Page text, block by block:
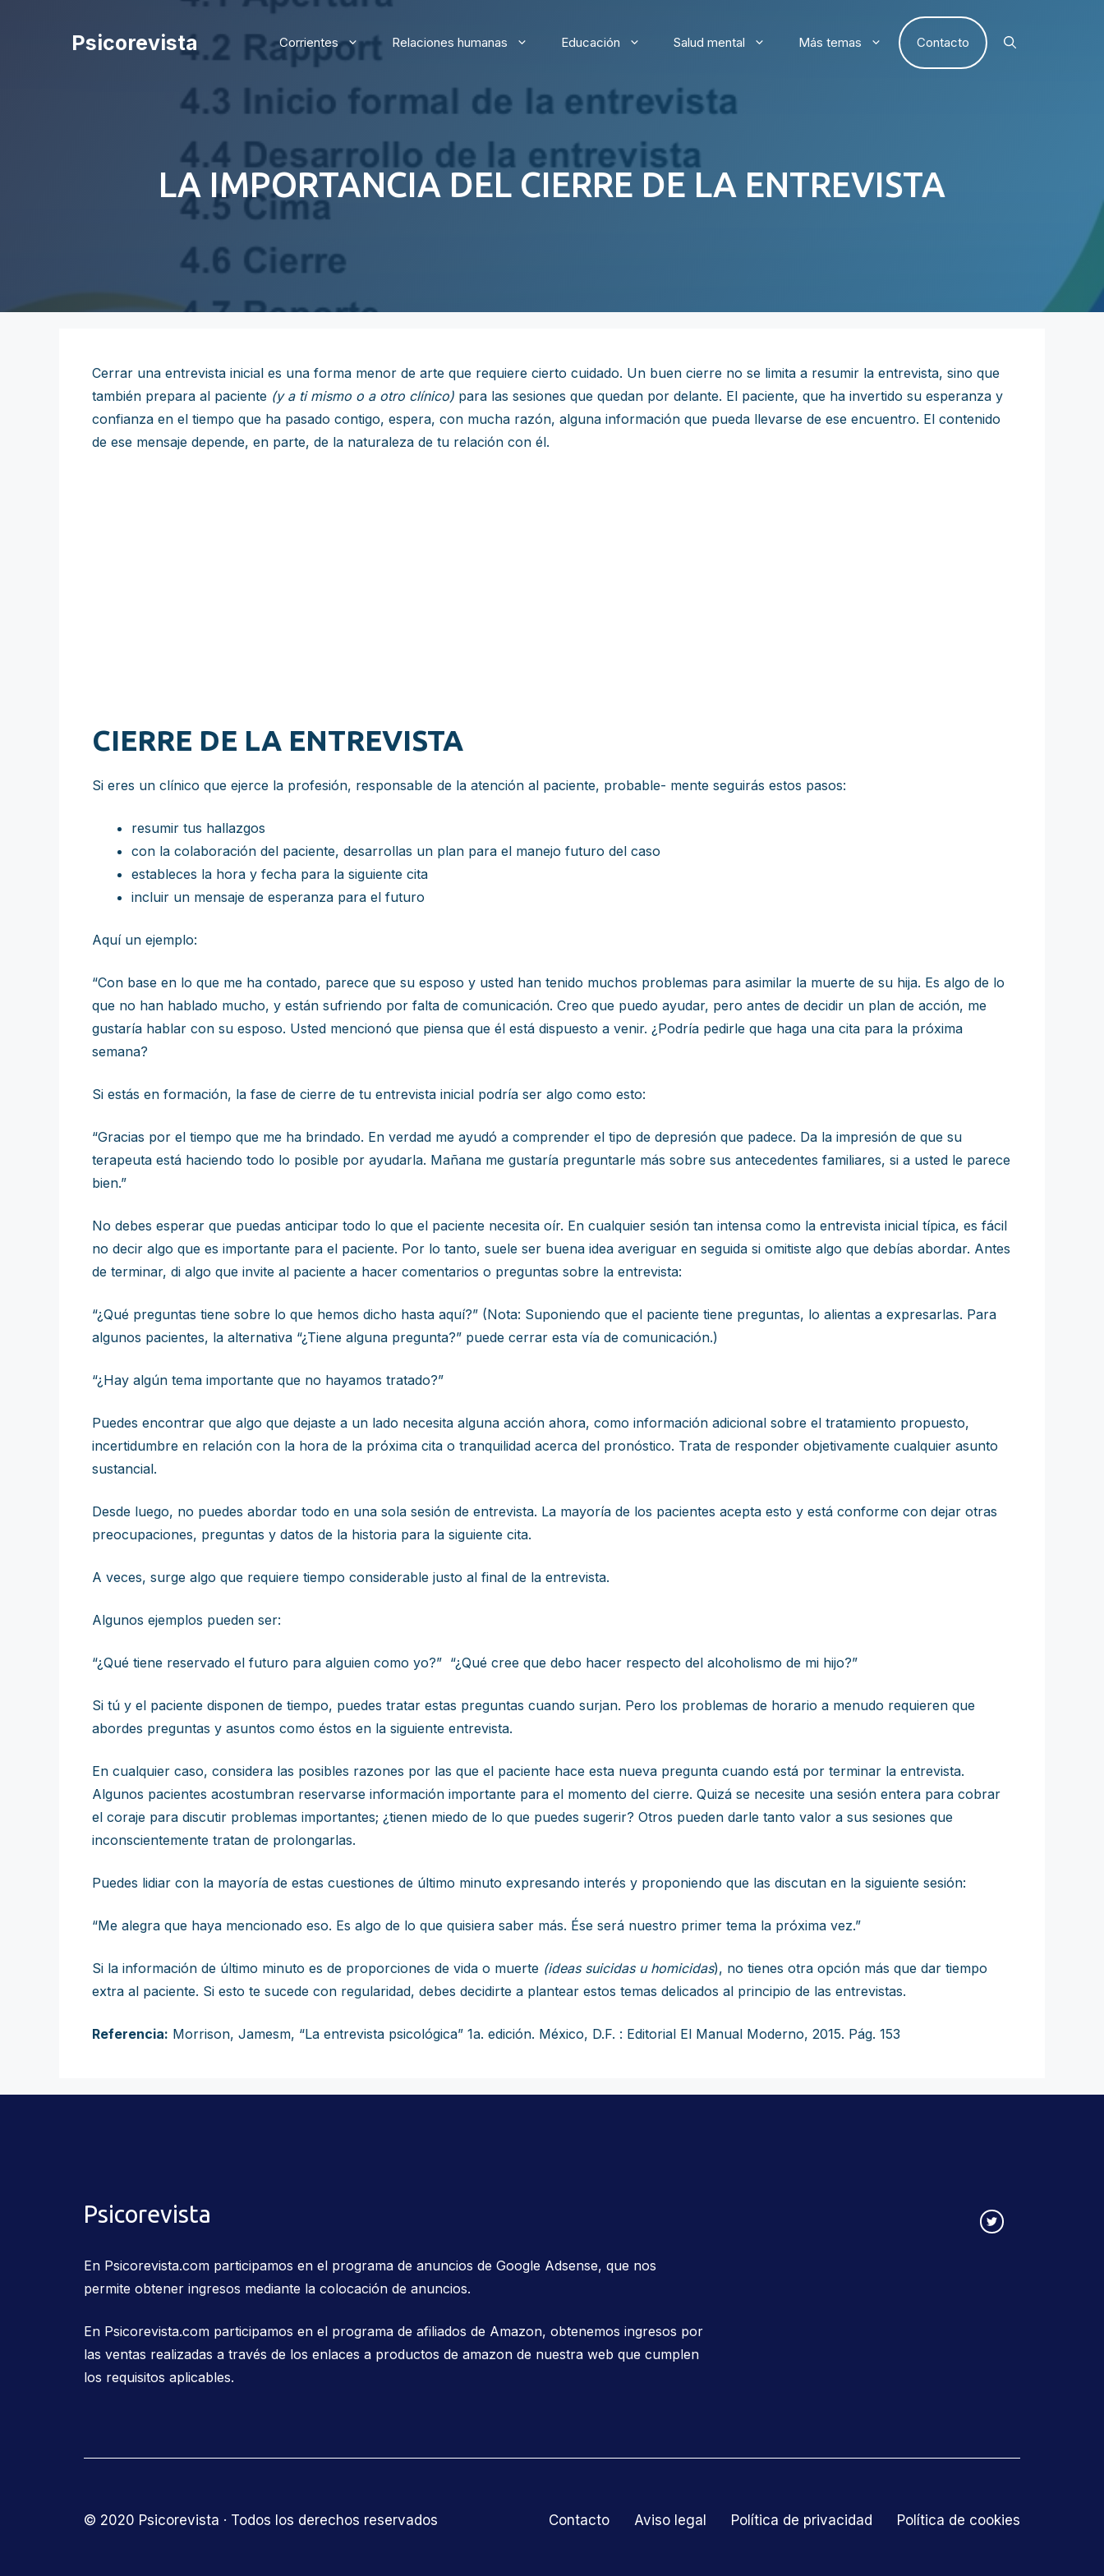
Psicorevista Corrientes Relaciones humanas Educación Salud mental Más temas Contacto
LA IMPORTANCIA DEL CIERRE DE LA ENTREVISTA
Cerrar una entrevista inicial es una forma menor de arte que requiere cierto cuidado. Un buen cierre no se limita a resumir la entrevista, sino que
también prepara al paciente (y a ti mismo o a otro clínico) para las sesiones que quedan por delante. El paciente, que ha invertido su esperanza y
confianza en el tiempo que ha pasado contigo, espera, con mucha razón, alguna información que pueda llevarse de ese encuentro. El contenido
de ese mensaje depende, en parte, de la naturaleza de tu relación con él.
CIERRE DE LA ENTREVISTA
Si eres un clínico que ejerce la profesión, responsable de la atención al paciente, probable- mente seguirás estos pasos:
resumir tus hallazgos
con la colaboración del paciente, desarrollas un plan para el manejo futuro del caso
estableces la hora y fecha para la siguiente cita
incluir un mensaje de esperanza para el futuro
Aquí un ejemplo:
“Con base en lo que me ha contado, parece que su esposo y usted han tenido muchos problemas para asimilar la muerte de su hija. Es algo de lo
que no han hablado mucho, y están sufriendo por falta de comunicación. Creo que puedo ayudar, pero antes de decidir un plan de acción, me
gustaría hablar con su esposo. Usted mencionó que piensa que él está dispuesto a venir. ¿Podría pedirle que haga una cita para la próxima
semana?
Si estás en formación, la fase de cierre de tu entrevista inicial podría ser algo como esto:
“Gracias por el tiempo que me ha brindado. En verdad me ayudó a comprender el tipo de depresión que padece. Da la impresión de que su
terapeuta está haciendo todo lo posible por ayudarla. Mañana me gustaría preguntarle más sobre sus antecedentes familiares, si a usted le parece
bien.”
No debes esperar que puedas anticipar todo lo que el paciente necesita oír. En cualquier sesión tan intensa como la entrevista inicial típica, es fácil
no decir algo que es importante para el paciente. Por lo tanto, suele ser buena idea averiguar en seguida si omitiste algo que debías abordar. Antes
de terminar, di algo que invite al paciente a hacer comentarios o preguntas sobre la entrevista:
“¿Qué preguntas tiene sobre lo que hemos dicho hasta aquí?” (Nota: Suponiendo que el paciente tiene preguntas, lo alientas a expresarlas. Para
algunos pacientes, la alternativa “¿Tiene alguna pregunta?” puede cerrar esta vía de comunicación.)
“¿Hay algún tema importante que no hayamos tratado?”
Puedes encontrar que algo que dejaste a un lado necesita alguna acción ahora, como información adicional sobre el tratamiento propuesto,
incertidumbre en relación con la hora de la próxima cita o tranquilidad acerca del pronóstico. Trata de responder objetivamente cualquier asunto
sustancial.
Desde luego, no puedes abordar todo en una sola sesión de entrevista. La mayoría de los pacientes acepta esto y está conforme con dejar otras
preocupaciones, preguntas y datos de la historia para la siguiente cita.
A veces, surge algo que requiere tiempo considerable justo al final de la entrevista.
Algunos ejemplos pueden ser:
“¿Qué tiene reservado el futuro para alguien como yo?” “¿Qué cree que debo hacer respecto del alcoholismo de mi hijo?”
Si tú y el paciente disponen de tiempo, puedes tratar estas preguntas cuando surjan. Pero los problemas de horario a menudo requieren que
abordes preguntas y asuntos como éstos en la siguiente entrevista.
En cualquier caso, considera las posibles razones por las que el paciente hace esta nueva pregunta cuando está por terminar la entrevista.
Algunos pacientes acostumbran reservarse información importante para el momento del cierre. Quizá se necesite una sesión entera para cobrar
el coraje para discutir problemas importantes; ¿tienen miedo de lo que puedes sugerir? Otros pueden darle tanto valor a sus sesiones que
inconscientemente tratan de prolongarlas.
Puedes lidiar con la mayoría de estas cuestiones de último minuto expresando interés y proponiendo que las discutan en la siguiente sesión:
“Me alegra que haya mencionado eso. Es algo de lo que quisiera saber más. Ése será nuestro primer tema la próxima vez.”
Si la información de último minuto es de proporciones de vida o muerte (ideas suicidas u homicidas), no tienes otra opción más que dar tiempo
extra al paciente. Si esto te sucede con regularidad, debes decidirte a plantear estos temas delicados al principio de las entrevistas.
Referencia: Morrison, Jamesm, “La entrevista psicológica” 1a. edición. México, D.F. : Editorial El Manual Moderno, 2015. Pág. 153
Psicorevista
En Psicorevista.com participamos en el programa de anuncios de Google Adsense, que nos
permite obtener ingresos mediante la colocación de anuncios.
En Psicorevista.com participamos en el programa de afiliados de Amazon, obtenemos ingresos por
las ventas realizadas a través de los enlaces a productos de amazon de nuestra web que cumplen
los requisitos aplicables.
© 2020 Psicorevista · Todos los derechos reservados Contacto Aviso legal Política de privacidad Política de cookies